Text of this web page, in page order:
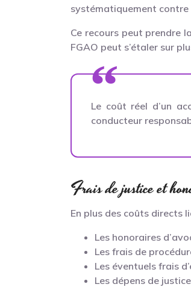
systématiquement contre
Ce recours peut prendre
FGAO peut s’étaler sur
Le coût réel d’un
conducteur
Frais de justice et
En plus des coûts directs
Les honoraires
Les frais de
Les éventuels frais
Les dépens de